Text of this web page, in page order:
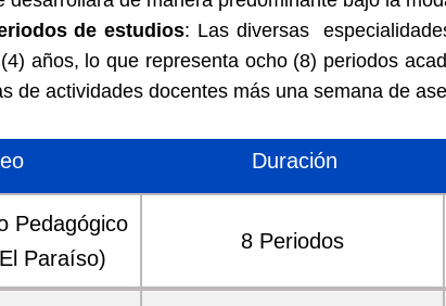
de estudios: Las diversas
años, lo que representa ocho (8) periodos
de actividades docentes más una semana de
Duración
Pedagógico
Paraíso)
8 Periodos